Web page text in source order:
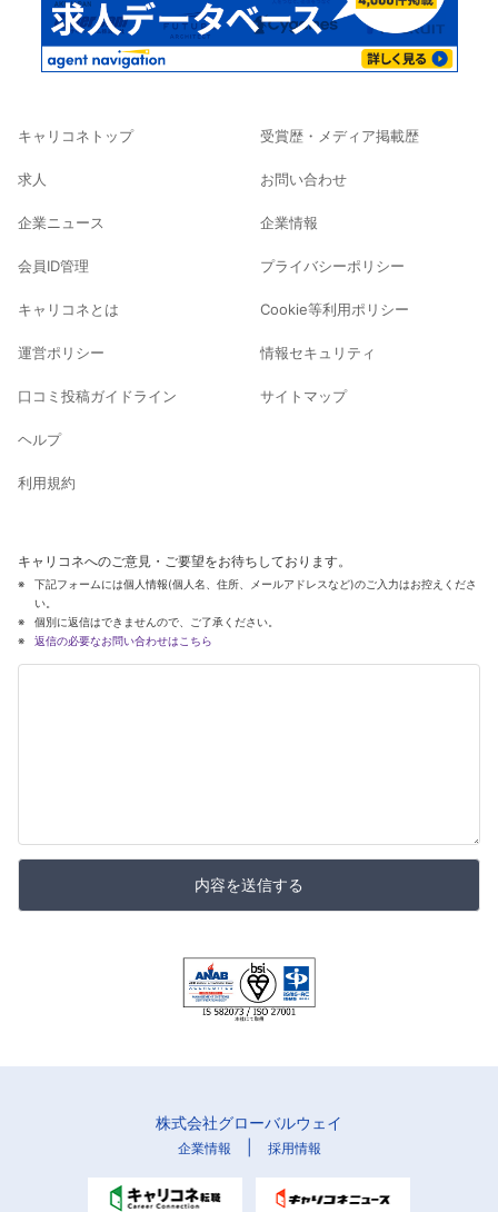
キャリコネトップ
求人
企業ニュース
会員ID管理
キャリコネとは
運営ポリシー
口コミ投稿ガイドライン
ヘルプ
利用規約
受賞歴・メディア掲載歴
お問い合わせ
企業情報
プライバシーポリシー
Cookie等利用ポリシー
情報セキュリティ
サイトマップ
キャリコネへのご意見・ご要望をお待ちしております。
下記フォームには個人情報(個人名、住所、メールアドレスなど)のご入力はお控えくださ
い。
個別に返信はできませんので、ご了承ください。
返信の必要なお問い合わせはこちら
内容を送信する
株式会社グローバルウェイ
企業情報 採用情報